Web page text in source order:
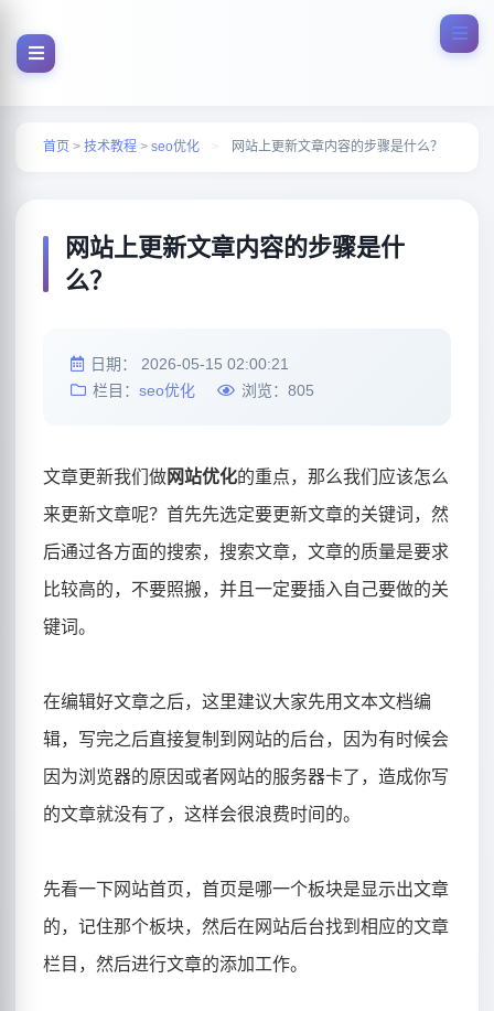
首页 > 技术教程 > seo优化 > 网站上更新文章内容的步骤是什么？
网站上更新文章内容的步骤是什
么？
日期： 2026-05-15 02:00:21
栏目： seo优化 浏览： 805
文章更新我们做网站优化的重点，那么我们应该怎么
来更新文章呢？首先先选定要更新文章的关键词，然
后通过各方面的搜索，搜索文章，文章的质量是要求
比较高的，不要照搬，并且一定要插入自己要做的关
键词。
在编辑好文章之后，这里建议大家先用文本文档编
辑，写完之后直接复制到网站的后台，因为有时候会
因为浏览器的原因或者网站的服务器卡了，造成你写
的文章就没有了，这样会很浪费时间的。
先看一下网站首页，首页是哪一个板块是显示出文章
的，记住那个板块，然后在网站后台找到相应的文章
栏目，然后进行文章的添加工作。